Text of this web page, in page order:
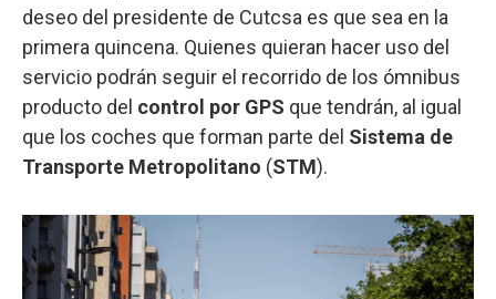
deseo del presidente de Cutcsa es que sea en la
primera quincena. Quienes quieran hacer uso del
servicio podrán seguir el recorrido de los ómnibus
producto del control por GPS que tendrán, al igual
que los coches que forman parte del Sistema de
Transporte Metropolitano (STM).